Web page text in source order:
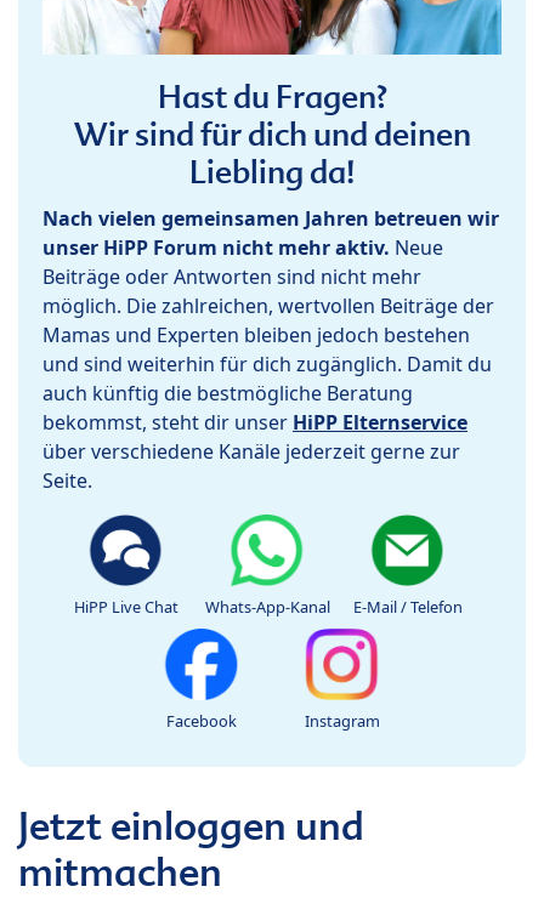
Hast du Fragen?
Wir sind für dich und deinen
Liebling da!
Nach vielen gemeinsamen Jahren betreuen wir
unser HiPP Forum nicht mehr aktiv. Neue
Beiträge oder Antworten sind nicht mehr
möglich. Die zahlreichen, wertvollen Beiträge der
Mamas und Experten bleiben jedoch bestehen
und sind weiterhin für dich zugänglich. Damit du
auch künftig die bestmögliche Beratung
bekommst, steht dir unser HiPP Elternservice
über verschiedene Kanäle jederzeit gerne zur
Seite.
HiPP Live Chat Whats-App-Kanal E-Mail / Telefon
Facebook Instagram
Jetzt einloggen und
mitmachen